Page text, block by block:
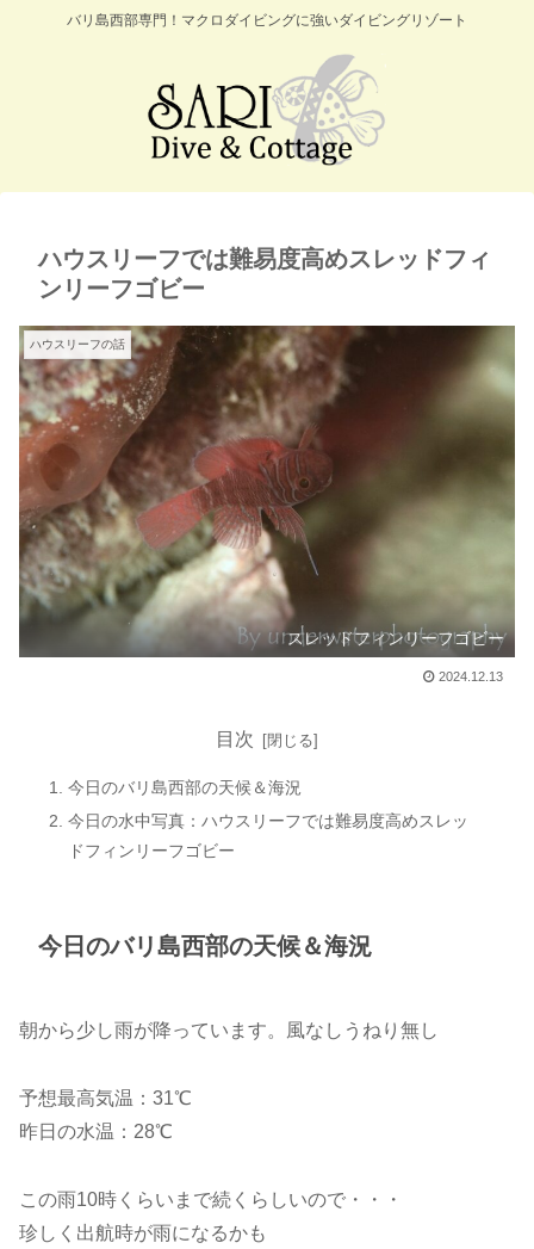
バリ島西部専門！マクロダイビングに強いダイビングリゾート
ハウスリーフでは難易度高めスレッドフィ
ンリーフゴビー
ハウスリーフの話
スレッドフィンリーフゴビー
2024.12.13
目次
今日のバリ島西部の天候＆海況
今日の水中写真：ハウスリーフでは難易度高めスレッ
ドフィンリーフゴビー
今日のバリ島西部の天候＆海況
朝から少し雨が降っています。風なしうねり無し
予想最高気温：31℃
昨日の水温：28℃
この雨10時くらいまで続くらしいので・・・
珍しく出航時が雨になるかも